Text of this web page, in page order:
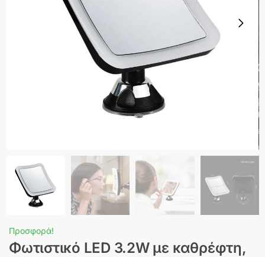
Προσφορά!
Φωτιστικό LED 3.2W με καθρέφτη,